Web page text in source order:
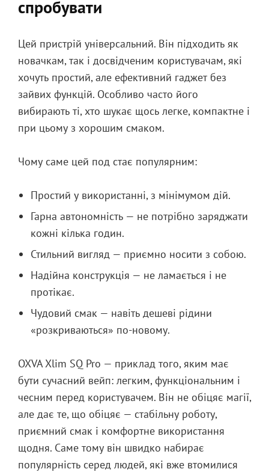
спробувати
Цей пристрій універсальний. Він підходить як
новачкам, так і досвідченим користувачам, які
хочуть простий, але ефективний гаджет без
зайвих функцій. Особливо часто його
вибирають ті, хто шукає щось легке, компактне і
при цьому з хорошим смаком.
Чому саме цей под стає популярним:
Простий у використанні, з мінімумом дій.
Гарна автономність — не потрібно заряджати
кожні кілька годин.
Стильний вигляд — приємно носити з собою.
Надійна конструкція — не ламається і не
протікає.
Чудовий смак — навіть дешеві рідини
«розкриваються» по-новому.
OXVA Xlim SQ Pro — приклад того, яким має
бути сучасний вейп: легким, функціональним і
чесним перед користувачем. Він не обіцяє магії,
але дає те, що обіцяє — стабільну роботу,
приємний смак і комфортне використання
щодня. Саме тому він швидко набирає
популярність серед людей, які вже втомилися